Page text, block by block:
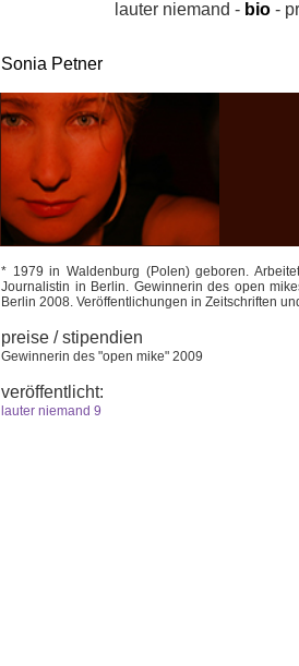
lauter niemand - bio -
Sonia Petner
* 1979 in Waldenburg (Polen) geboren.
Journalistin in Berlin. Gewinnerin des open
Berlin 2008. Veröffentlichungen in Zeitschriften
preise / stipendien
Gewinnerin des "open mike" 2009
veröffentlicht:
lauter niemand 9